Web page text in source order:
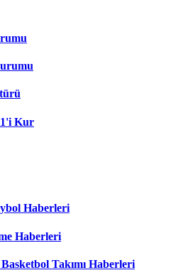
Kur
Haberleri
Haberleri
Takımı Haberleri